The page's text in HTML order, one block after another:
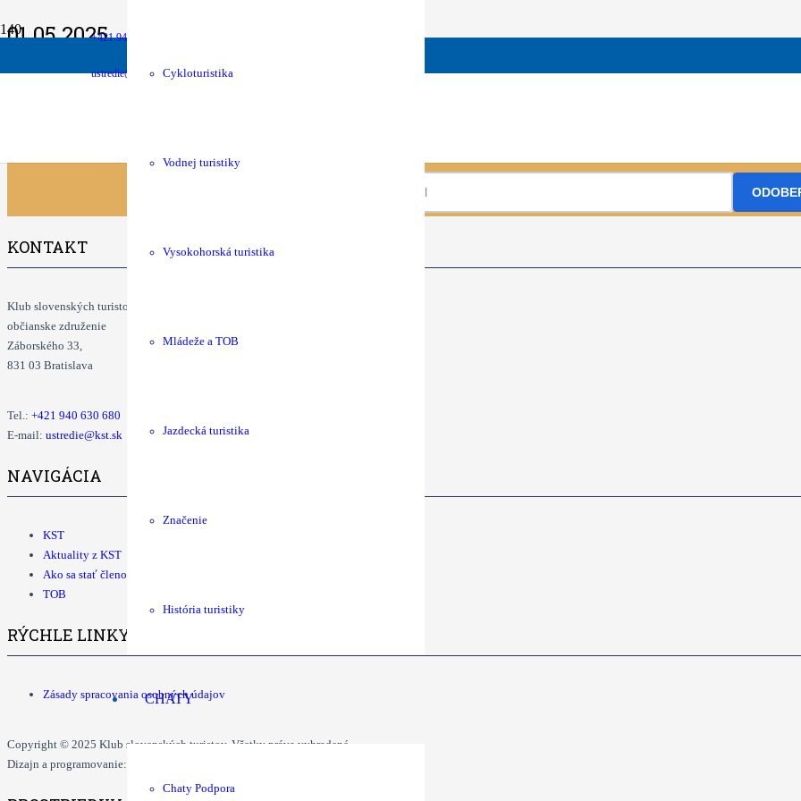
+421 940 630 680
ustredie@kst.sk Cykloturistika
Vodnej turistiky
Vysokohorská turistika
Mládeže a TOB
Jazdecká turistika
Značenie
História turistiky
CHATY
Chaty Podpora
01.05.2025
24. Odomykanie Kysuckej brány na Rochovici
KONTAKT
Klub slovenských turistov
občianske združenie
Záborského 33,
831 03 Bratislava
Tel.: +421 940 630 680
E-mail: ustredie@kst.sk
NAVIGÁCIA
KST
Aktuality z KST
Ako sa stať členom KST
TOB
RÝCHLE LINKY
Zásady spracovania osobných údajov
Copyright © 2025 Klub slovenských turistov. Všetky práva vyhradené.
Dizajn a programovanie: Dušan Ďurčo, Tomáš Grman.